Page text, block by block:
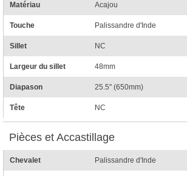
Matériau Acajou
Touche Palissandre d'Inde
Sillet NC
Largeur du sillet 48mm
Diapason 25.5" (650mm)
Tête NC
Pièces et Accastillage
Chevalet Palissandre d'Inde